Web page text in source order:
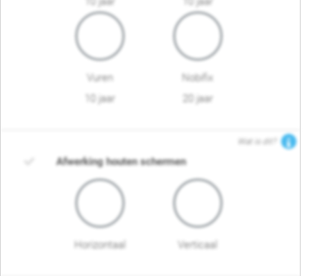
Vuren
10 jaar
Nobifix
20 jaar
Wat is dit?
Afwerking houten schermen
Horizontaal Verticaal